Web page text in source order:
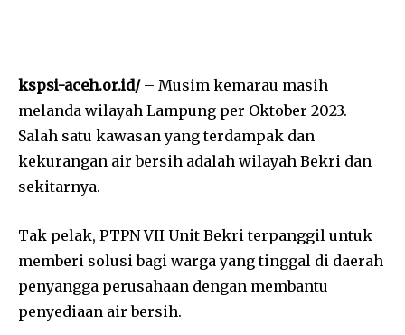
kspsi-aceh.or.id/– Musim kemarau masih
melanda wilayah Lampung per Oktober 2023.
Salah satu kawasan yang terdampak dan
kekurangan air bersih adalah wilayah Bekri dan
sekitarnya.
Tak pelak, PTPN VII Unit Bekri terpanggil untuk
memberi solusi bagi warga yang tinggal di daerah
penyangga perusahaan dengan membantu
penyediaan air bersih.